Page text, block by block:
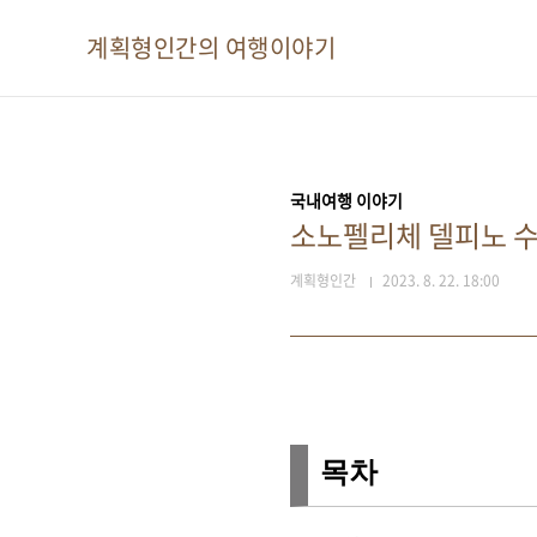
계획형인간의 여행이야기
국내여행 이야기
소노펠리체 델피노
계획형인간 2023. 8. 22. 18:00
목차